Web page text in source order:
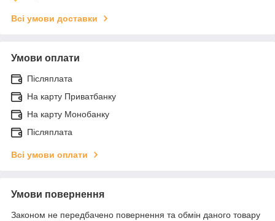
Всі умови доставки
Умови оплати
Післяплата
На карту Приватбанку
На карту Монобанку
Післяплата
Всі умови оплати
Умови повернення
Законом не передбачено повернення та обмін даного товару